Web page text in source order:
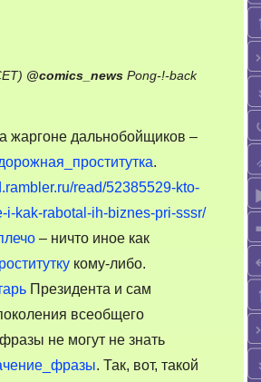
@comics_news Pong-!-back
жаргоне дальнобойщиков –
.
read/52385529-kto-
i-kak-rabotal-ih-biznes-pri-sssr/
– ничто иное как
кому-либо.
Президента и сам
всеобщего
не могут не знать
. Так, вот, такой